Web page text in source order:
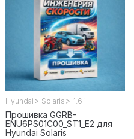
Hyundai > Solaris > 1.6 i
Прошивка GGRB-
ENU6PS01C00_ST1_E2 для
Hyundai Solaris